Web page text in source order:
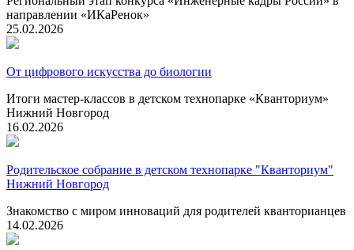
направлении «ИКаРенок»
25.02.2026
От цифрового искусства до биологии
Итоги мастер-классов в детском технопарке «Кванториум»
Нижний Новгород
16.02.2026
Родительское собрание в детском технопарке "Кванториум"
Нижний Новгород
Знакомство с миром инноваций для родителей кванторианцев
14.02.2026